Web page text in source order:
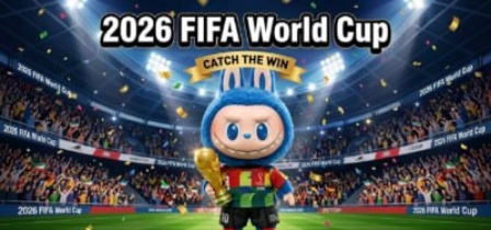
首页 > zoty中欧体育文档 > 行业动态